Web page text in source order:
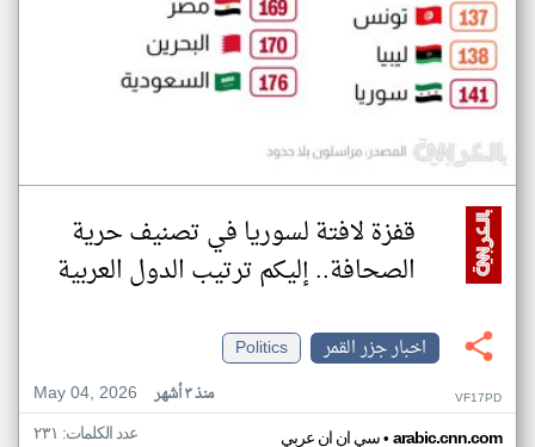
قفزة لافتة لسوريا في تصنيف حرية
الصحافة.. إليكم ترتيب الدول العربية
اخبار جزر القمر
Politics
May 04, 2026
منذ ٣ أشهر VF17PD
سي ان ان عربي• arabic.cnn.com عدد الكلمات: ٢٣١